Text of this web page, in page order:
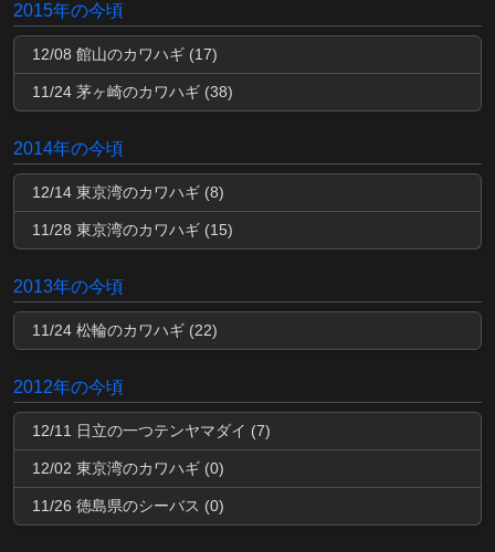
2015年の今頃
12/08 館山のカワハギ (17)
11/24 茅ヶ崎のカワハギ (38)
2014年の今頃
12/14 東京湾のカワハギ (8)
11/28 東京湾のカワハギ (15)
2013年の今頃
11/24 松輪のカワハギ (22)
2012年の今頃
12/11 日立の一つテンヤマダイ (7)
12/02 東京湾のカワハギ (0)
11/26 徳島県のシーバス (0)